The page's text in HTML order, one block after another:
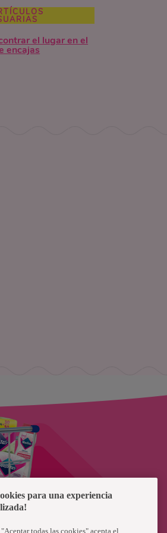
el lugar en el
encajas
para una experiencia
todas las cookies" acepta el